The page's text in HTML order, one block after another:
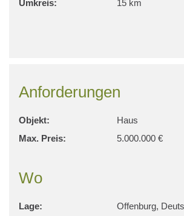
Umkreis:
15 km
Anforderungen
Objekt:
Haus
Max. Preis:
5.000.000 €
Wo
Lage: Offenburg,